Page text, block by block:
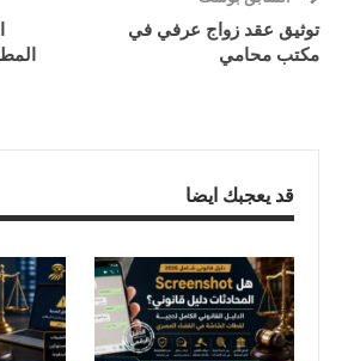
توثيق عقد زواج عرفي في
مكتب محامي
قد يعجبك ايضا